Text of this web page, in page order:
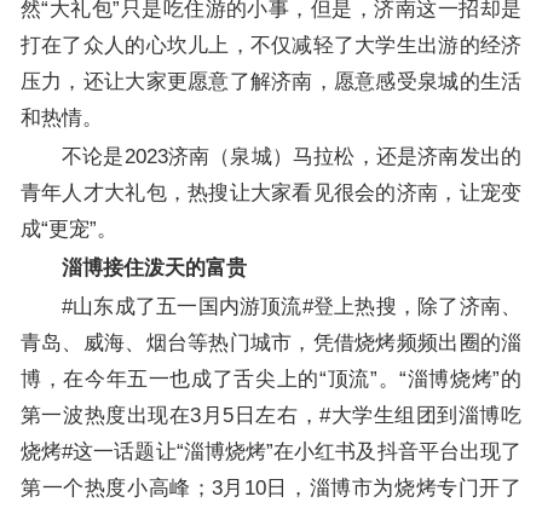
然“大礼包”只是吃住游的小事，但是，济南这一招却是
打在了众人的心坎儿上，不仅减轻了大学生出游的经济
压力，还让大家更愿意了解济南，愿意感受泉城的生活
和热情。
不论是2023济南（泉城）马拉松，还是济南发出的
青年人才大礼包，热搜让大家看见很会的济南，让宠变
成“更宠”。
淄博接住泼天的富贵
#山东成了五一国内游顶流#登上热搜，除了济南、
青岛、威海、烟台等热门城市，凭借烧烤频频出圈的淄
博，在今年五一也成了舌尖上的“顶流”。“淄博烧烤”的
第一波热度出现在3月5日左右，#大学生组团到淄博吃
烧烤#这一话题让“淄博烧烤”在小红书及抖音平台出现了
第一个热度小高峰；3月10日，淄博市为烧烤专门开了